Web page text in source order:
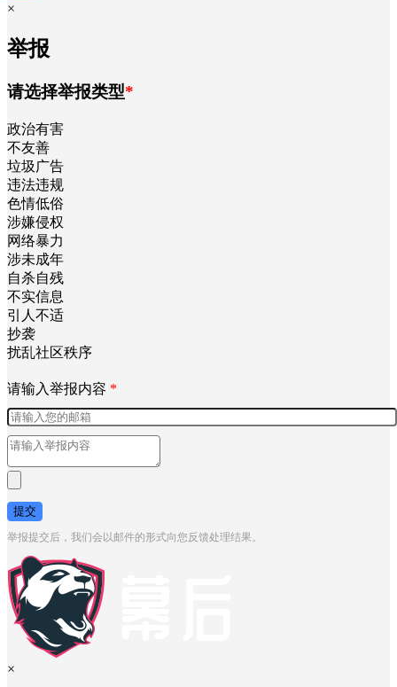
×
举报
请选择举报类型*
政治有害
不友善
垃圾广告
违法违规
色情低俗
涉嫌侵权
网络暴力
涉未成年
自杀自残
不实信息
引人不适
抄袭
扰乱社区秩序
请输入举报内容 *
提交
举报提交后，我们会以邮件的形式向您反馈处理结果。
×